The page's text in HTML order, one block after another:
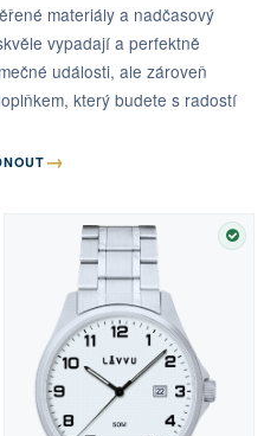
materiály a nadčasový
vypadají a perfektně
události, ale zároveň
který budete s radostí
→